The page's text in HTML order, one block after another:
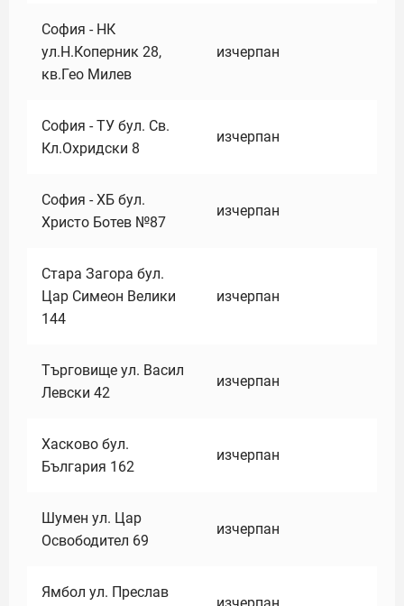
София - НК
ул.Н.Коперник 28,
кв.Гео Милев
изчерпан
София - ТУ бул. Св.
Кл.Охридски 8
изчерпан
София - ХБ бул.
Христо Ботев №87
изчерпан
Стара Загора бул.
Цар Симеон Велики
144
изчерпан
Търговище ул. Васил
Левски 42
изчерпан
Хасково бул.
България 162
изчерпан
Шумен ул. Цар
Освободител 69
изчерпан
Ямбол ул. Преслав